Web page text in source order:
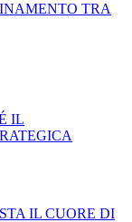
TRA
IL
IL CUORE DI